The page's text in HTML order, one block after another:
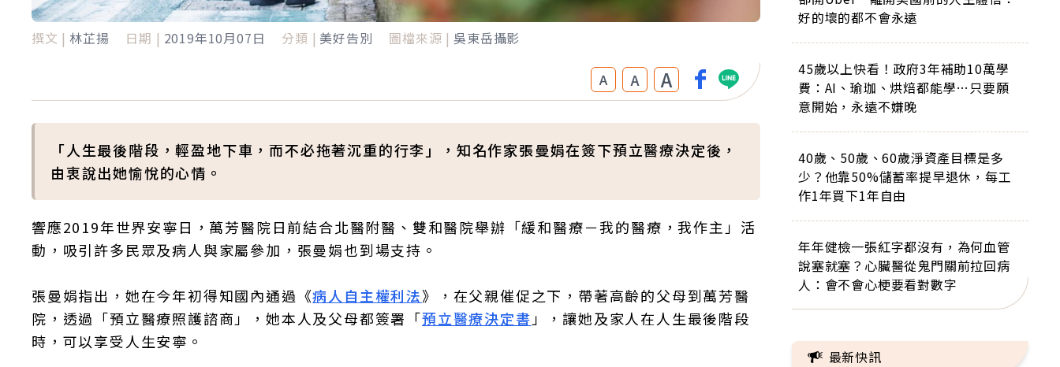
撰文 | 林芷揚 日期 | 2019年10月07日 分類 | 美好告別 圖檔來源 | 吳東岳攝影
A A A
「人生最後階段，輕盈地下車，而不必拖著沉重的行李」，知名作家張曼娟在簽下預立醫療決定後，
由衷說出她愉悅的心情。
響應2019年世界安寧日，萬芳醫院日前結合北醫附醫、雙和醫院舉辦「緩和醫療－我的醫療，我作主」活
動，吸引許多民眾及病人與家屬參加，張曼娟也到場支持。
張曼娟指出，她在今年初得知國內通過《病人自主權利法》，在父親催促之下，帶著高齡的父母到萬芳醫
院，透過「預立醫療照護諮商」，她本人及父母都簽署「預立醫療決定書 」，讓她及家人在人生最後階段
時，可以享受人生安寧。
好的壞的都不會永遠
45歲以上快看！政府3年補助10萬學
費：AI、瑜珈、烘焙都能學…只要願
意開始，永遠不嫌晚
40歲、50歲、60歲淨資產目標是多
少？他靠50%儲蓄率提早退休，每工
作1年買下1年自由
年年健檢一張紅字都沒有，為何血管
說塞就塞？心臟醫從鬼門關前拉回病
人：會不會心梗要看對數字
最新快訊